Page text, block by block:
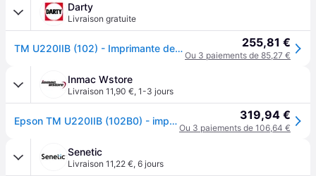
Darty
Livraison gratuite
TM U220IIB (102) - Imprimante de reçus - deux couleurs (monochrome) - matricielle - Rouleau (7,6 cm) - 16 cpi - 9 pin - jusqu'à 8.8 lignes/sec - 255,81 €
Ou 3 paiements de 85,27 €
Inmac Wstore
Livraison 11,90 €, 1-3 jours
Epson TM U220IIB (102B0) - imprimante de recus - deux couleurs (monochrome) - matricielle 319,94 €
Ou 3 paiements de 106,64 €
Senetic
Livraison 11,22 €, 6 jours